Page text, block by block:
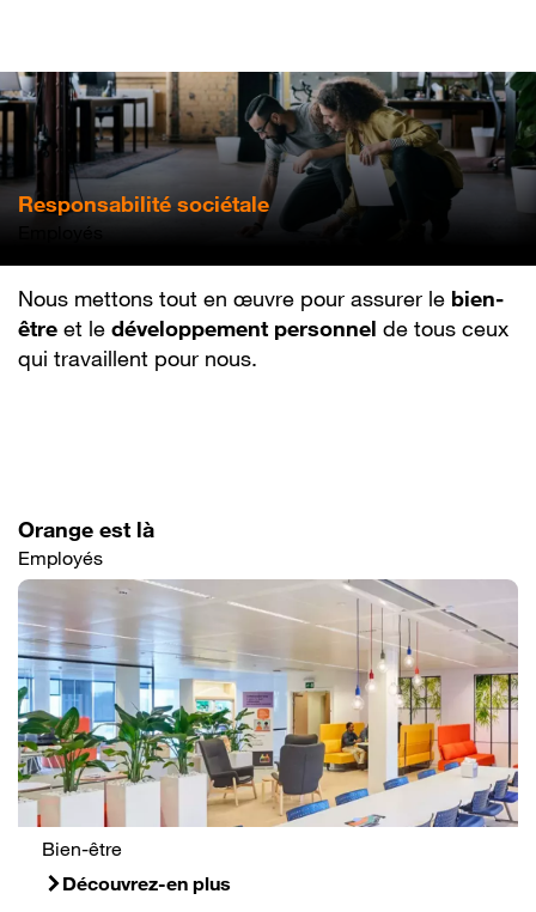
principal
Responsabilité sociétale
Employés
Nous mettons tout en œuvre pour assurer le bien-
être et le développement personnel de tous ceux
qui travaillent pour nous.
Orange est là
Employés
Bien-être
Découvrez-en plus